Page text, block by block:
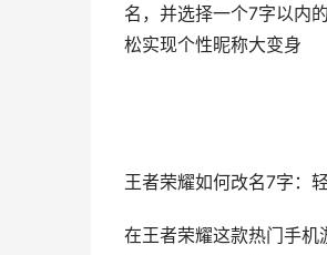
名，并选择一个7字以内
松实现个性昵称大变身
王者荣耀如何改名7字：
在王者荣耀这款热门手